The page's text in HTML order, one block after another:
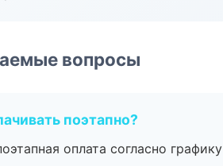
вопросы
поэтапно?
оплата согласно